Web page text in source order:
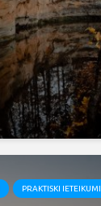
PRAKTISKI IETEIKUMI